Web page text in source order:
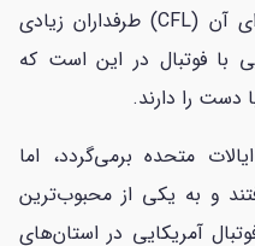
بسیار محبوب است و لیگ حرفه‌ای آن (CFL) طرفداران زیادی
با فوتبال در این است که
دست را دارند.
متحده برمی‌گردد، اما
و به یکی از محبوب‌ترین
آمریکایی در استان‌های